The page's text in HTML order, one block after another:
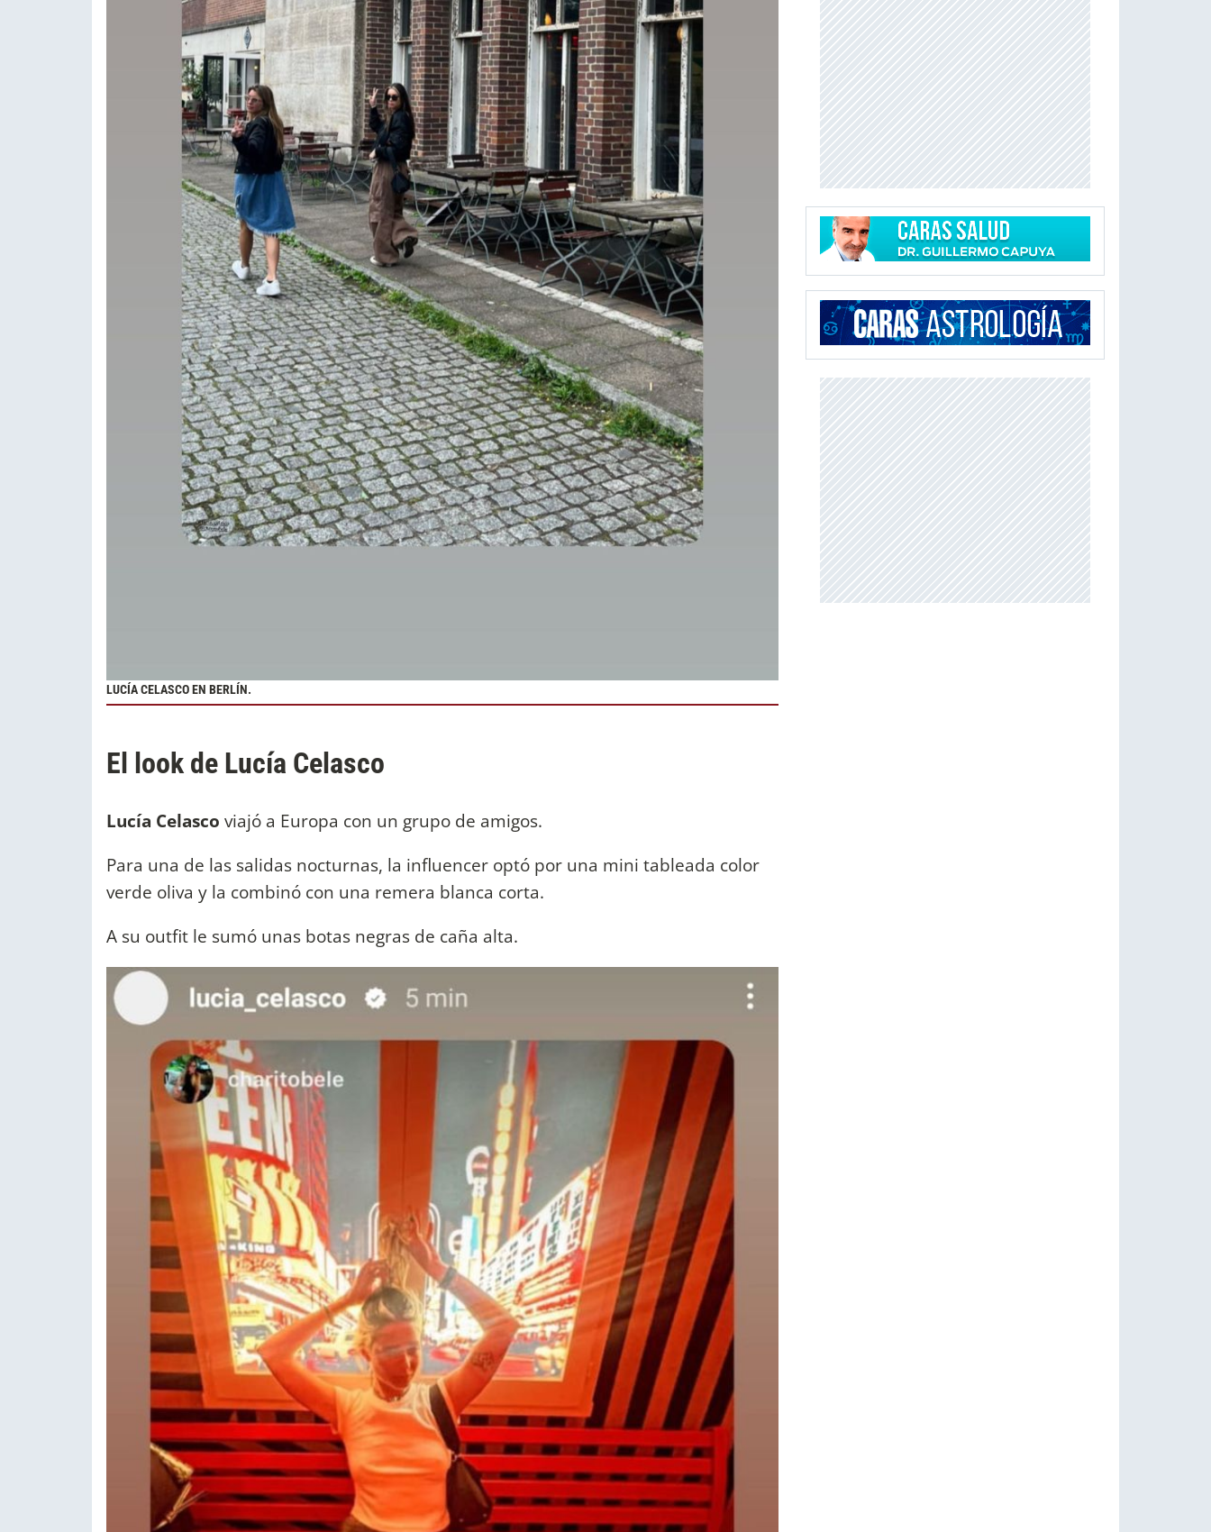
LUCÍA CELASCO EN BERLÍN.
El look de Lucía Celasco
Lucía Celasco viajó a Europa con un grupo de amigos.
Para una de las salidas nocturnas, la influencer optó por una mini tableada color
verde oliva y la combinó con una remera blanca corta.
A su outfit le sumó unas botas negras de caña alta.